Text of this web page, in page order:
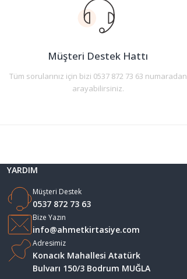
Ürün açıklamasında eksik bilgiler bulunuyor.
Ürün bilgilerinde hatalar bulunuyor.
Bu ürüne benzer farklı alternatifler olmalı.
Müşteri Destek Hattı
Tüm sorularınız için bizi 0537 872 73 63 numaradan
arayabilirsiniz.
YARDIM
Müşteri Destek
0537 872 73 63
Bize Yazın
info@ahmetkirtasiye.com
Adresimiz
Konacık Mahallesi Atatürk
Bulvarı 150/3 Bodrum MUĞLA